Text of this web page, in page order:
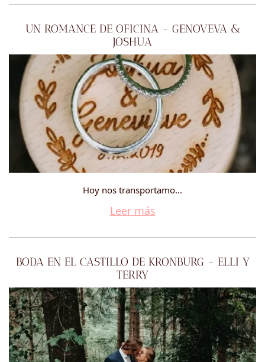
UN ROMANCE DE OFICINA - GENOVEVA &
JOSHUA
Hoy nos transportamo...
Leer más
BODA EN EL CASTILLO DE KRONBURG - ELLI Y
TERRY